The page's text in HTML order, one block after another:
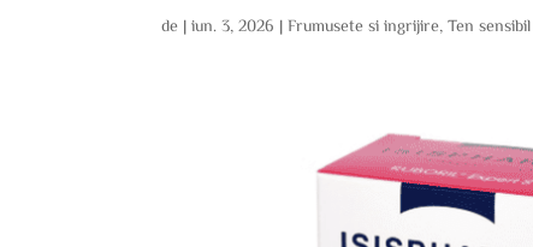
de |iun. 3, 2026 |Frumusete si ingrijire ,Ten sensibil